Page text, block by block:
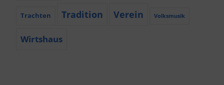
Trachten Tradition Verein Volksmusik
Wirtshaus